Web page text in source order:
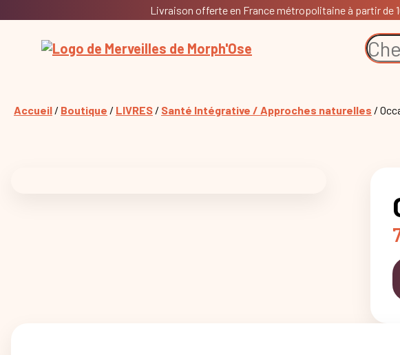
Livraison offerte en France métropolitaine à partir de
Accueil / Boutique / LIVRES / Santé Intégrative / Approches naturelles /